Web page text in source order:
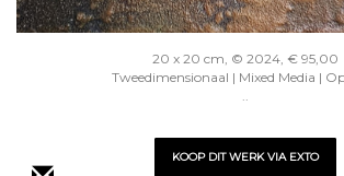
20 x 20 cm, © 2024, € 95,00
Tweedimensionaal | Mixed Media |
KOOP DIT WERK VIA EXTO